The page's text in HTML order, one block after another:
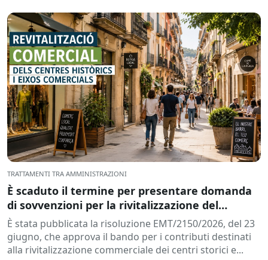
TRATTAMENTI TRA AMMINISTRAZIONI
È scaduto il termine per presentare domanda
di sovvenzioni per la rivitalizzazione del
commercio nei centri storici e nei poli
commerciali della Catalogna.
È stata pubblicata la risoluzione EMT/2150/2026, del 23
giugno, che approva il bando per i contributi destinati
alla rivitalizzazione commerciale dei centri storici e...